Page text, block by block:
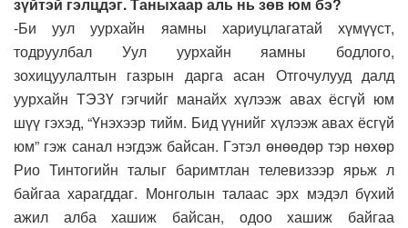
-Би уул уурхайн яамны хариуцлагатай хүмүүст,
тодруулбал Уул уурхайн яамны бодлого,
зохицуулалтын газрын дарга асан Отгочулууд далд
уурхайн ТЭЗҮ гэгчийг манайх хүлээж авах ёсгүй юм
шүү гэхэд, “Үнэхээр тийм. Бид үүнийг хүлээж авах ёсгүй
юм” гэж санал нэгдэж байсан. Гэтэл өнөөдөр тэр нөхөр
Рио Тинтогийн талыг баримтлан телевизээр ярьж л
байгаа харагддаг. Монголын талаас эрх мэдэл бүхий
ажил алба хашиж байсан, одоо хашиж байгаа